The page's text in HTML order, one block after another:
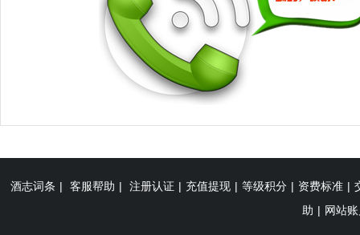
酒志词条 | 客服帮助 | 注册认证 | 充值提现 | 等级积分 | 资费标准 |
助 | 网站